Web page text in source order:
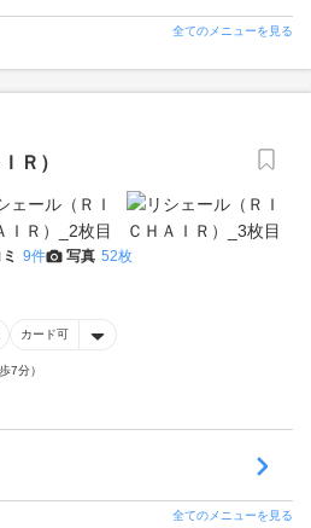
全てのメニューを見る
Ｒ）
9件 写真 52枚
カード可
7分）
全てのメニューを見る